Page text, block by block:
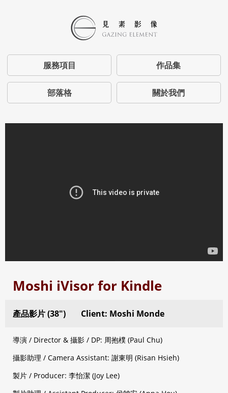
服務項目 作品集
部落格 關於我們
Moshi iVisor for Kindle
產品影片 (38″) Client: Moshi Monde
導演 / Director & 攝影 / DP: 周抱樸 (Paul Chu)
攝影助理 / Camera Assistant: 謝東明 (Risan Hsieh)
製片 / Producer: 李怡潔 (Joy Lee)